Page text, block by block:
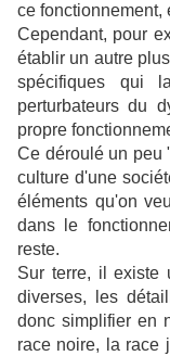
ce fonctionnement,
Cependant, pour
établir un autre
spécifiques qui
perturbateurs du
propre
Ce déroulé un peu
culture d'une
éléments qu'on
dans le
reste.
Sur terre, il existe
diverses, les
donc simplifier en
race noire, la race